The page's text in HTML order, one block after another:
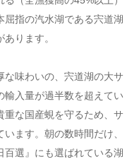
屈指の汽水湖である宍道湖
ります。
味わいの、宍道湖の大サ
輸入量が過半数を超えてい
重な国産蜆を守るため、サ
ます。朝の数時間だけ、
百選』にも選ばれている湖